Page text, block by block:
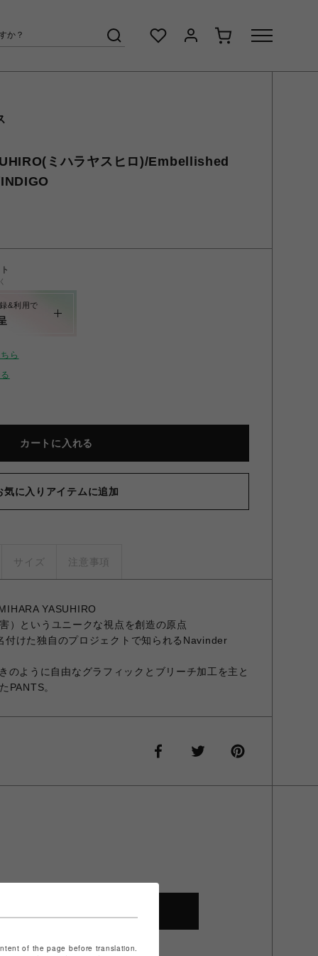
ミハラヤスヒロ)/Embellished
&利用で
ら
カートに入れる
気に入りアイテムに追加
サイズ 注意事項
YASUHIRO
）というユニークな視点を創造の原点
付けた独自のプロジェクトで知られるNavinder
のように自由なグラフィックとブリーチ加工を主と
PANTS。
of the page before translation.